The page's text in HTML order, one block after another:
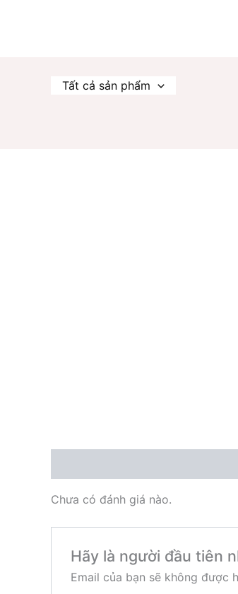
Tất cả sản phẩm
Chưa có đánh giá nào.
Hãy là người đầu tiên
Email của bạn sẽ không được